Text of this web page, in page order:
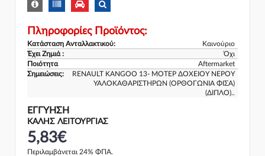
Πληροφορίες Προϊόντος:
Κατάσταση Ανταλλακτικού:
Καινούριο
Έχει Ζημιά :
Όχι
Ποιότητα
Aftermarket
Σημειώσεις:
RENAULT KANGOO 13- ΜΟΤΕΡ ΔΟΧΕΙΟΥ ΝΕΡΟΥ
ΥΑΛΟΚΑΘΑΡΙΣΤΗΡΩΝ (ΟΡΘΟΓΩΝΙΑ ΦΙΣΑ)
(ΔΙΠΛΟ)..
ΕΓΓΎΗΣΗ
ΚΑΛΗΣ ΛΕΙΤΟΥΡΓΙΑΣ
5,83€
Περιλαμβάνεται 24% ΦΠΑ.